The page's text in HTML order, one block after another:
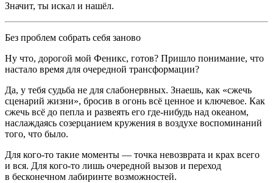
Значит, ты искал и нашёл.
Без проблем собрать себя заново
Ну что, дорогой мой Феникс, готов? Пришло понимание, что
настало время для очередной трансформации?
Да, у тебя судьба не для слабонервных. Знаешь, как «сжечь
сценарий жизни», бросив в огонь всё ценное и ключевое. Как
сжечь всё до пепла и развеять его где-нибудь над океаном,
наслаждаясь созерцанием кружения в воздухе воспоминаний
того, что было.
Для кого-то такие моменты — точка невозврата и крах всего
и вся. Для кого-то лишь очередной вызов и переход
в бесконечном лабиринте возможностей.